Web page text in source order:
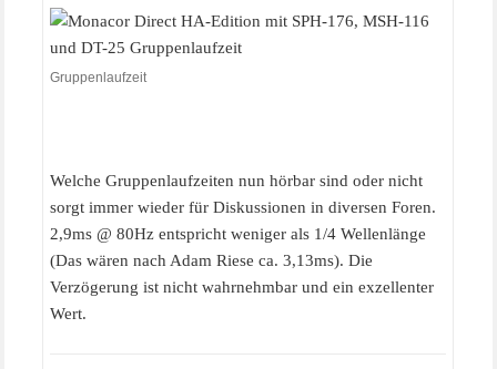
Gruppenlaufzeit
Welche Gruppenlaufzeiten nun hörbar sind oder nicht
sorgt immer wieder für Diskussionen in diversen Foren.
2,9ms @ 80Hz entspricht weniger als 1/4 Wellenlänge
(Das wären nach Adam Riese ca. 3,13ms). Die
Verzögerung ist nicht wahrnehmbar und ein exzellenter
Wert.